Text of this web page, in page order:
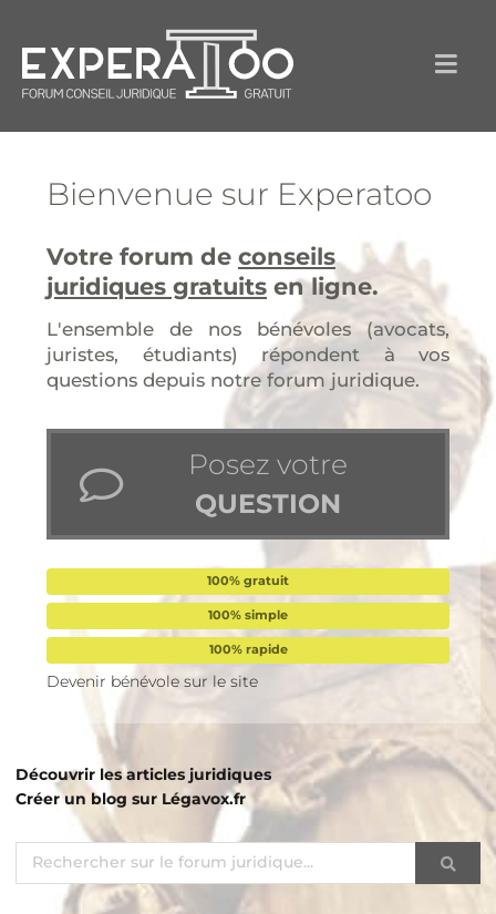
Bienvenue sur Experatoo
Votre forum de conseils
juridiques gratuits en ligne.
L'ensemble de nos bénévoles (avocats,
juristes, étudiants) répondent à vos
questions depuis notre forum juridique.
Posez votre
QUESTION
100% gratuit
100% simple
100% rapide
Devenir bénévole sur le site
Découvrir les articles juridiques
Créer un blog sur Légavox.fr